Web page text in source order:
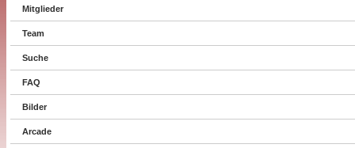
Mitglieder
Team
Suche
FAQ
Bilder
Arcade